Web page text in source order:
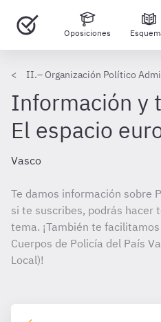
Oposiciones
II.– Organización Político
Información y
El espacio
Vasco
Te damos información sobre
si te suscribes, podrás hacer
tema. ¡También te
Cuerpos de Policía del País
Local)!